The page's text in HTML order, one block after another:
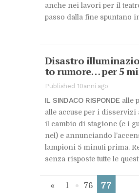
an­che nei la­vo­ri per il
pas­so dal­la fine spun­ta­no
Di­sa­stro
to ru­mo­re… per 5
Published 10anni ago
IL SIN­DA­CO RI­SPON­DEalle
alle ac­cu­se per i dis­ser­vi­zi
il cam­bio di sta­gio­ne (e i
nel) e an­nun­cian­do
lam­pio­ni 5 mi­nu­ti pri­ma.
sen­za ri­spo­ste tut­te le
« 1 76 77